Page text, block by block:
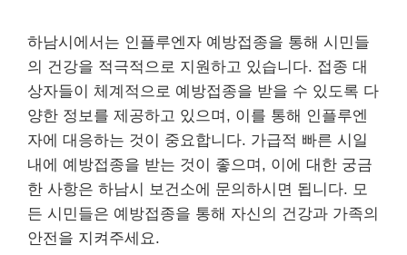
하남시에서는 인플루엔자 예방접종을 통해 시민들
의 건강을 적극적으로 지원하고 있습니다. 접종 대
상자들이 체계적으로 예방접종을 받을 수 있도록 다
양한 정보를 제공하고 있으며, 이를 통해 인플루엔
자에 대응하는 것이 중요합니다. 가급적 빠른 시일
내에 예방접종을 받는 것이 좋으며, 이에 대한 궁금
한 사항은 하남시 보건소에 문의하시면 됩니다. 모
든 시민들은 예방접종을 통해 자신의 건강과 가족의
안전을 지켜주세요.